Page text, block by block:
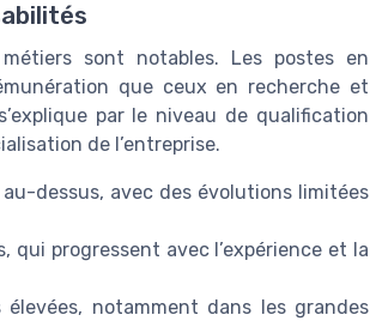
sont notables. Les postes en
que ceux en recherche et
par le niveau de qualification
de l’entreprise.
dessus, avec des évolutions limitées
qui progressent avec l’expérience et la
élevées, notamment dans les grandes